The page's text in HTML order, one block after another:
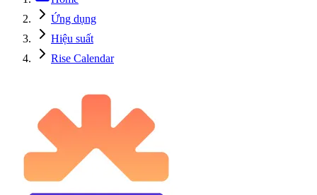
Ứng dụng
Hiệu suất
Rise Calendar